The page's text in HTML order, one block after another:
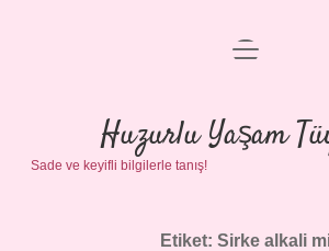
Anasayfa
Gizlilik Politikası
Yasal Uyarı
menüyü
Huzurlu Yaşam
Sade ve keyifli bilgilerle tanış!
Etiket: Sirke alkali